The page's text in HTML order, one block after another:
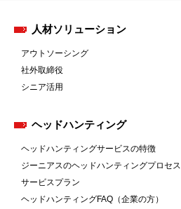
人材ソリューション
アウトソーシング
社外取締役
シニア活用
ヘッドハンティング
ヘッドハンティングサービスの特徴
ジーニアスのヘッドハンティングプロセス
サービスプラン
ヘッドハンティングFAQ（企業の方）